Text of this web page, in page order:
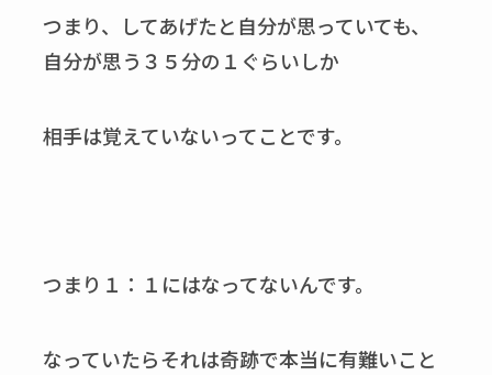
つまり、してあげたと自分が思っていても、
自分が思う３５分の１ぐらいしか
相手は覚えていないってことです。
つまり１：１にはなってないんです。
なっていたらそれは奇跡で本当に有難いこと